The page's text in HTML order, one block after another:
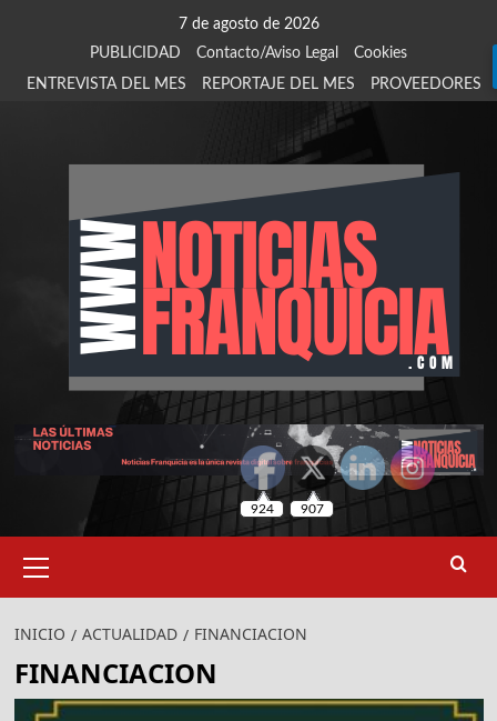
7 de agosto de 2026
PUBLICIDAD
Contacto/Aviso Legal
Cookies
ENTREVISTA DEL MES
REPORTAJE DEL MES PROVEEDORES
primario
INICIO ACTUALIDAD FINANCIACION
FINANCIACION
924 907